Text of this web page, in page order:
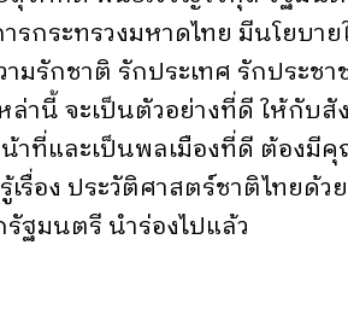
รกระทรวงมหาดไทย มีนโยบ
ามรักชาติ รักประเทศ รักประ
ล่านี้ จะเป็นตัวอย่างที่ดี ให้กับ
าที่และเป็นพลเมืองที่ดี ต้องมี
รื่อง ประวัติศาสตร์ชาติไทยด้
ฐมนตรี นำร่องไปแล้ว